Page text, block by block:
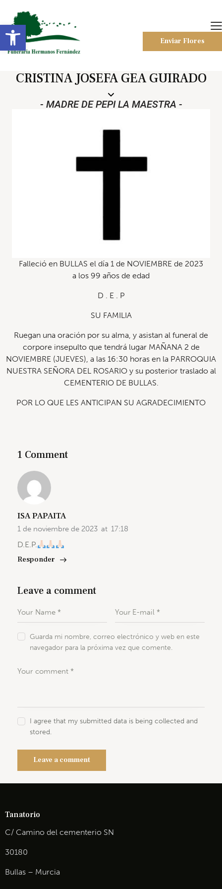
Abrir barra de herramientas
Enviar Flores
CRISTINA JOSEFA GEA GUIRADO
- MADRE DE PEPI LA MAESTRA -
Falleció en BULLAS el día 1 de NOVIEMBRE de 2023
a los 99 años de edad
D . E . P
SU FAMILIA
Ruegan una oración por su alma, y asistan al funeral de
corpore insepulto que tendrá lugar MAÑANA 2 de
NOVIEMBRE (JUEVES), a las 16:30 horas en la PARROQUIA
NUESTRA SEÑORA DEL ROSARIO y su posterior traslado al
CEMENTERIO DE BULLAS.
POR LO QUE LES ANTICIPAN SU AGRADECIMIENTO
1 Comment
ISA PAPAITA
1 de noviembre de 2023 at 17:18
D.E.P.
Responder
Leave a comment
Guarda mi nombre, correo electrónico y web en este
navegador para la próxima vez que comente.
I agree that my submitted data is being collected and
stored.
Tanatorio
C/ Camino del cementerio SN
30180
Bullas – Murcia